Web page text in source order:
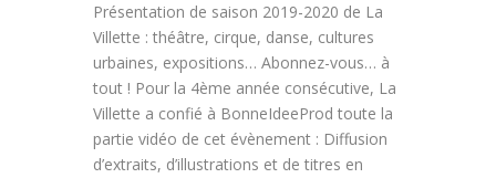
Présentation de saison 2019-2020 de La
Villette : théâtre, cirque, danse, cultures
urbaines, expositions… Abonnez-vous… à
tout ! Pour la 4ème année consécutive, La
Villette a confié à BonneIdeeProd toute la
partie vidéo de cet évènement : Diffusion
d’extraits, d’illustrations et de titres en